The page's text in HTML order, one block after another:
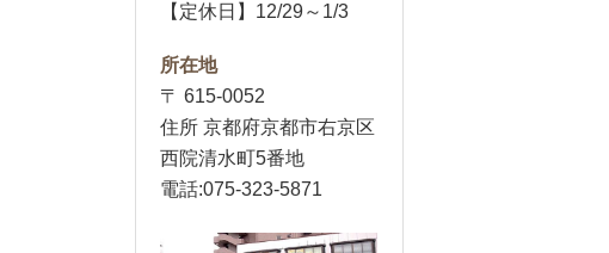
【定休日】12/29～1/3
所在地
〒 615-0052
住所 京都府京都市右京区
西院清水町5番地
電話:075-323-5871